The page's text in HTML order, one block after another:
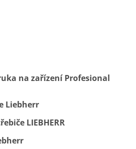
na zařízení Profesional
Liebherr
LIEBHERR